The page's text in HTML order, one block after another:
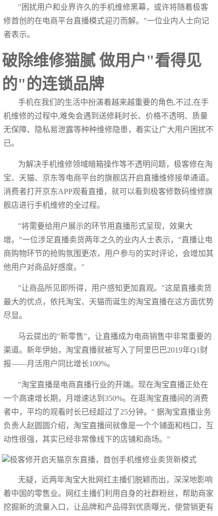
"困扰用户和业界许久的手机维修黑幕，或许将随着极客
修首创的在电商平台直播模式迎刃而解。"一位业内人士向记
者表示。
破除维修猫腻 做用户"看得见
的"的连锁品牌
手机在我们的生活中扮演着越来越重要的角色,不过,在手
机维修的过程中,难免会遇到送修耗时长、价格不透明、质量
无保障、隐私易泄露等种种维修隐患，着实让广大用户困扰不
已。
为解决手机维修领域暗箱操作等不透明问题，极客修在淘
宝、天猫、京东等电商平台的旗舰店开启直播维修接单通道。
消费者打开京东APP观看直播，就可以看到极客修数码维修旗
舰店进行手机维修的全过程。
"将需要给用户展示的环节用直播形式呈现，效果大
增。"一位涉足直播卖货两年之久的业内人士表示，"直播让电
商购物环节的抢购氛围更浓，用户参与的实时评论，会增加其
他用户对商品好感度。"
"让商品所见即所得，用户感知更加直观。"这是直播卖货
最大的优点，依托淘宝、天猫而诞生的淘宝直播在这方面优势
尽显。
马云提出的"新零售"，让直播成为电商销售中非常重要的
渠道。新年伊始，淘宝直播就被写入了阿里巴巴2019年Q1财
报——月活用户同比增长100%。
"淘宝直播是电商直播行业的开端。现在淘宝直播正处在
一个高速增长期，月增速达到350%。在逛淘宝直播间的消费
者中，平均的观看时长已经超过了25分钟。" 据淘宝直播业务
负责人赵圆圆介绍，淘宝直播间就像是一个个铺面和档口，互
动性很强，其实已经非常像线下的店铺和商场。"
无疑，近两年淘宝大批网红主播们脱颖而出，深深地影响
着中国的零售业。网红主播们利用自身的社群粉丝，帮助商家
挖掘新的流量入口，让品牌和产品得到优质曝光，使营销更有